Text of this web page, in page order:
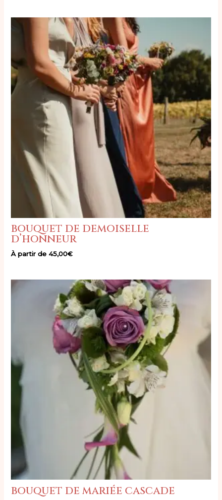
bouquet de demoiselle
d’honneur
À partir de45,00€
bouquet de mariée cascade